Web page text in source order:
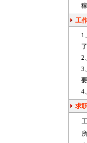
工
1
2
3
4
求
工
所